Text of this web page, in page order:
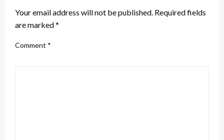
Your email address will not be published. Required fields
are marked*
Comment *